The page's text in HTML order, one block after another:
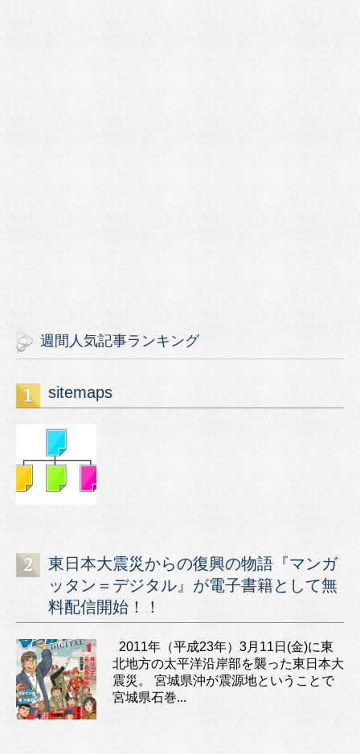
週間人気記事ランキング
sitemaps
東日本大震災からの復興の物語『マンガ
ッタン＝デジタル』が電子書籍として無
料配信開始！！
2011年（平成23年）3月11日(金)に東
北地方の太平洋沿岸部を襲った東日本大
震災。 宮城県沖が震源地ということで
宮城県石巻...